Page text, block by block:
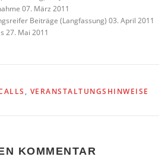
07. März 2011
Beiträge (Langfassung) 03. April 2011
27. Mai 2011
, VERANSTALTUNGSHINWEISE
KOMMENTAR